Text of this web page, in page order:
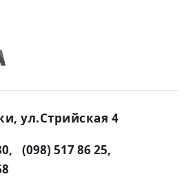
ул.Стрийская 4
(098) 517 86 25